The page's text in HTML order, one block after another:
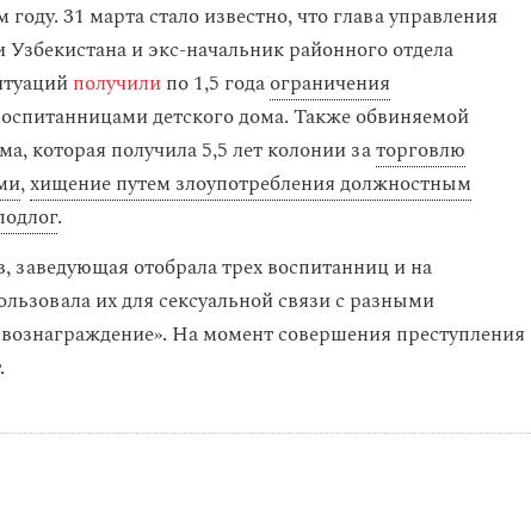
31 марта стало известно, что глава управления
и экс-начальник районного отдела
получилипо 1,5 годаограничения
детского дома. Также обвиняемой
которая получила 5,5 лет колонии заторговлю
,хищение путем злоупотребления должностным
.
отобрала трех воспитанниц и на
их для сексуальной связи с разными
На момент совершения преступления